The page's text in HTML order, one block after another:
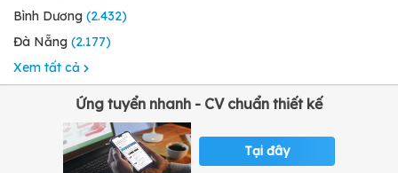
Bình Dương (2.432)
Đà Nẵng (2.177)
Xem tất cả
Ứng tuyển nhanh - CV chuẩn thiết kế
Tại đây